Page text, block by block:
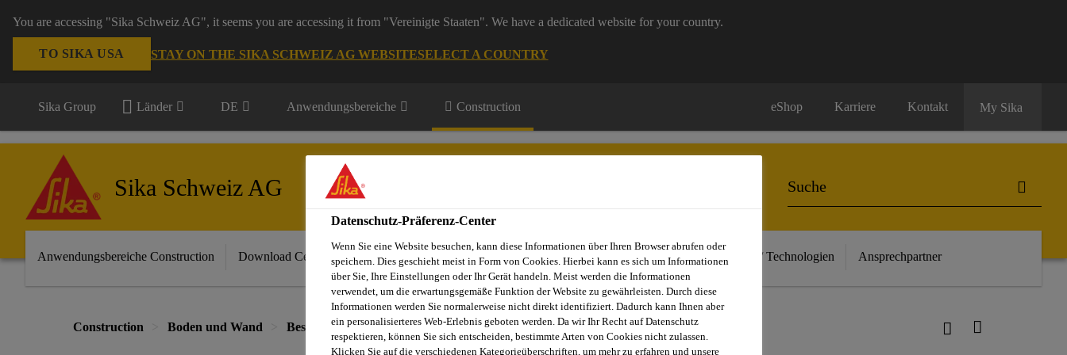
You are accessing "Sika Schweiz AG", it seems you are accessing it from "Vereinigte Staaten". We have a dedicated website for your country.
TO SIKA USA STAY ON THE SIKA SCHWEIZ AG WEBSITESELECT A COUNTRY
Sika Group Länder DE Anwendungsbereiche Construction eShop Karriere Kontakt My Sika
Sika Schweiz AG
Anwendungsbereiche Construction Download Center Projekte Dienstleistungen Referenzobjekte Sika Apps Neuheiten / Technologien Ansprechpartner
Construction Boden und Wand Beschichtungen Hybride Sika® Ucrete® PRG
Datenschutz-Präferenz-Center
Wenn Sie eine Website besuchen, kann diese Informationen über Ihren Browser abrufen oder
speichern. Dies geschieht meist in Form von Cookies. Hierbei kann es sich um Informationen
über Sie, Ihre Einstellungen oder Ihr Gerät handeln. Meist werden die Informationen
verwendet, um die erwartungsgemäße Funktion der Website zu gewährleisten. Durch diese
Informationen werden Sie normalerweise nicht direkt identifiziert. Dadurch kann Ihnen aber
ein personalisierteres Web-Erlebnis geboten werden. Da wir Ihr Recht auf Datenschutz
respektieren, können Sie sich entscheiden, bestimmte Arten von Cookies nicht zulassen.
Klicken Sie auf die verschiedenen Kategorieüberschriften, um mehr zu erfahren und unsere